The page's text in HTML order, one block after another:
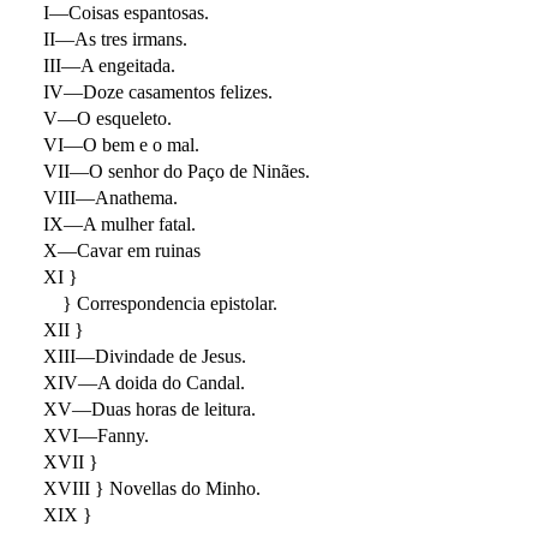
I—Coisas espantosas.
II—As tres irmans.
III—A engeitada.
IV—Doze casamentos felizes.
V—O esqueleto.
VI—O bem e o mal.
VII—O senhor do Paço de Ninães.
VIII—Anathema.
IX—A mulher fatal.
X—Cavar em ruinas
XI }
} Correspondencia epistolar.
XII }
XIII—Divindade de Jesus.
XIV—A doida do Candal.
XV—Duas horas de leitura.
XVI—Fanny.
XVII }
XVIII } Novellas do Minho.
XIX }